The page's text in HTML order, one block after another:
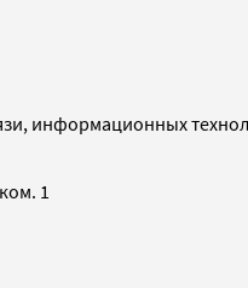
информационных
1